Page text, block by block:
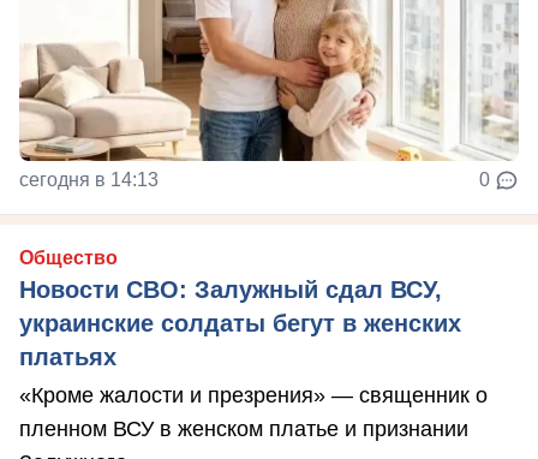
сегодня в 14:13 0
Общество
Новости СВО: Залужный сдал ВСУ,
украинские солдаты бегут в женских
платьях
«Кроме жалости и презрения» — священник о
пленном ВСУ в женском платье и признании